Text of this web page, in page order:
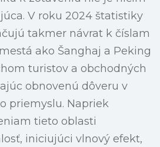
V roku 2024 štatistiky
takmer návrat k číslam
ako Šanghaj a Peking
turistov a obchodných
obnovenú dôveru v
priemyslu. Napriek
tieto oblasti
iniciujúci vlnový efekt,